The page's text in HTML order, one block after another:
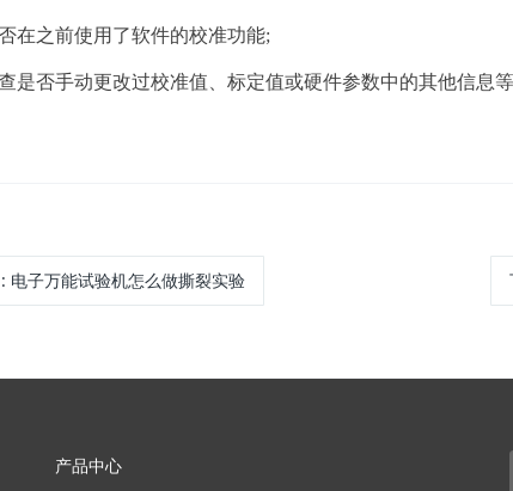
之前使用了软件的校准功能;
否手动更改过校准值、标定值或硬件参数中的其他信息等
电子万能试验机怎么做撕裂实验
产品中心